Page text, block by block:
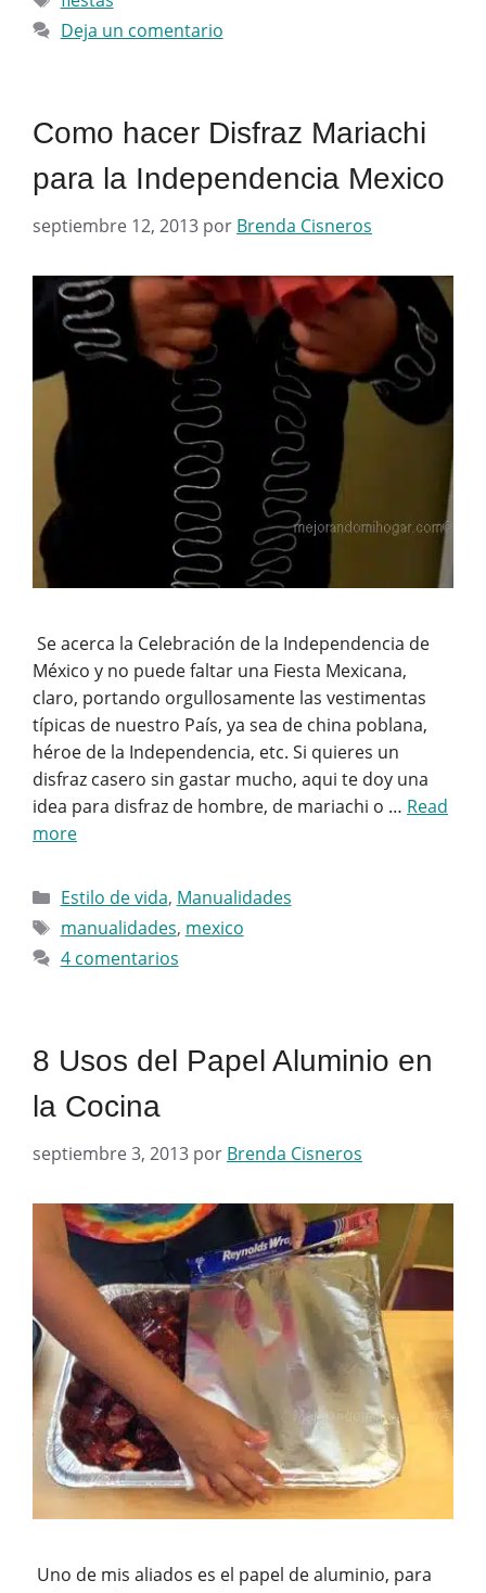
Deja un comentario
Como hacer Disfraz Mariachi
para la Independencia Mexico
septiembre 12, 2013 por Brenda Cisneros
Se acerca la Celebración de la Independencia de
México y no puede faltar una Fiesta Mexicana,
claro, portando orgullosamente las vestimentas
típicas de nuestro País, ya sea de china poblana,
héroe de la Independencia, etc. Si quieres un
disfraz casero sin gastar mucho, aqui te doy una
idea para disfraz de hombre, de mariachi o … Read
more
Categorías
Estilo de vida, Manualidades
Etiquetas
manualidades, mexico
4 comentarios
8 Usos del Papel Aluminio en
la Cocina
septiembre 3, 2013 por Brenda Cisneros
Uno de mis aliados es el papel de aluminio, para